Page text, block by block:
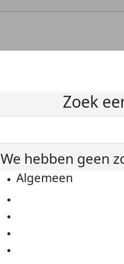
Zoek
We hebben geen
Algemeen